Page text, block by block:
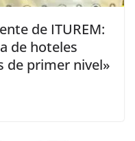
de ITUREM:
de hoteles
de primer nivel»